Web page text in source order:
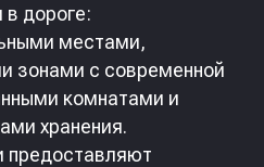
дороге:
местами,
зонами с современной
комнатами и
хранения.
предоставляют